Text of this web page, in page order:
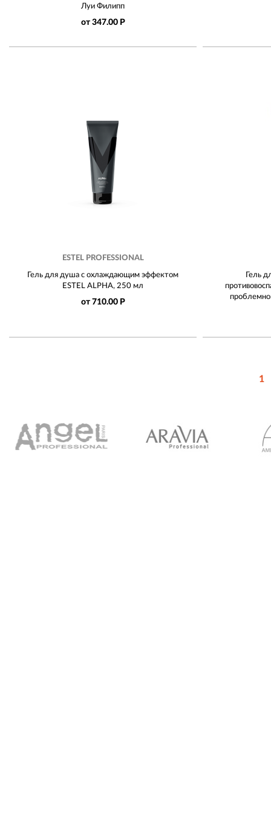
Луи Филипп
от 347.00 Р
ESTEL PROFESSIONAL
Гель для душа с охлаждающим эффектом
ESTEL ALPHA, 250 мл
от 710.00 Р
Гель
1